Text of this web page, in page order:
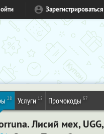
Зарегистрироваться
28 Услуги 15 Промокоды 57
Лисий мех, UGG,